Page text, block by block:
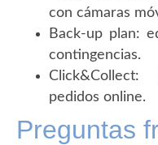
con cámaras
Back-up plan:
contingencias.
pedidos online.
Preguntas